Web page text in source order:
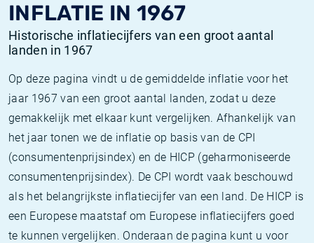
INFLATIE IN 1967
Historische inflatiecijfers van een groot aantal
landen in 1967
Op deze pagina vindt u de gemiddelde inflatie voor het
jaar 1967 van een groot aantal landen, zodat u deze
gemakkelijk met elkaar kunt vergelijken. Afhankelijk van
het jaar tonen we de inflatie op basis van de CPI
(consumentenprijsindex) en de HICP (geharmoniseerde
consumentenprijsindex). De CPI wordt vaak beschouwd
als het belangrijkste inflatiecijfer van een land. De HICP is
een Europese maatstaf om Europese inflatiecijfers goed
te kunnen vergelijken. Onderaan de pagina kunt u voor